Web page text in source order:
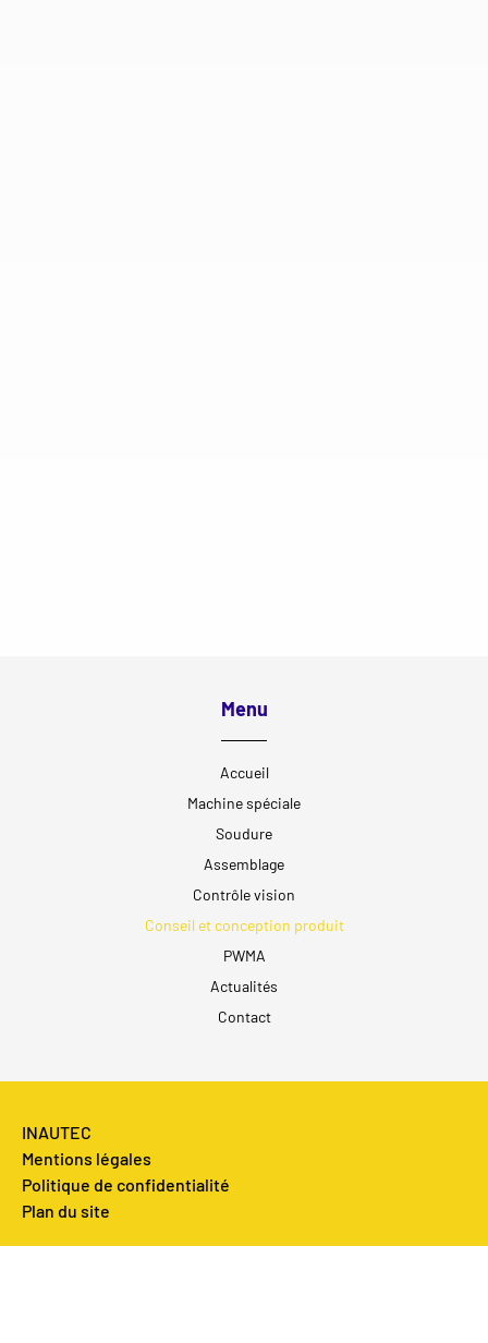
Menu
Accueil
Machine spéciale
Soudure
Assemblage
Contrôle vision
Conseil et conception produit
PWMA
Actualités
Contact
INAUTEC
Mentions légales
Politique de confidentialité
Plan du site